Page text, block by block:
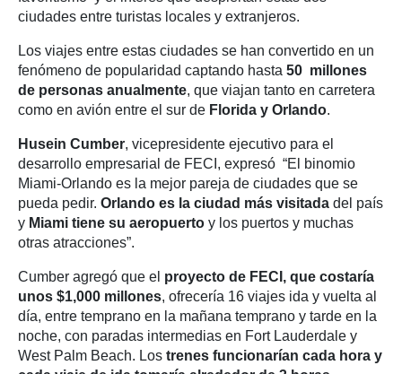
ciudades entre turistas locales y extranjeros.
Los viajes entre estas ciudades se han convertido en un
fenómeno de popularidad captando hasta 50 millones
de personas anualmente, que viajan tanto en carretera
como en avión entre el sur de Florida y Orlando.
Husein Cumber, vicepresidente ejecutivo para el
desarrollo empresarial de FECI, expresó “El binomio
Miami-Orlando es la mejor pareja de ciudades que se
pueda pedir. Orlando es la ciudad más visitada del país
y Miami tiene su aeropuerto y los puertos y muchas
otras atracciones”.
Cumber agregó que el proyecto de FECI, que costaría
unos $1,000 millones, ofrecería 16 viajes ida y vuelta al
día, entre temprano en la mañana temprano y tarde en la
noche, con paradas intermedias en Fort Lauderdale y
West Palm Beach. Los trenes funcionarían cada hora y